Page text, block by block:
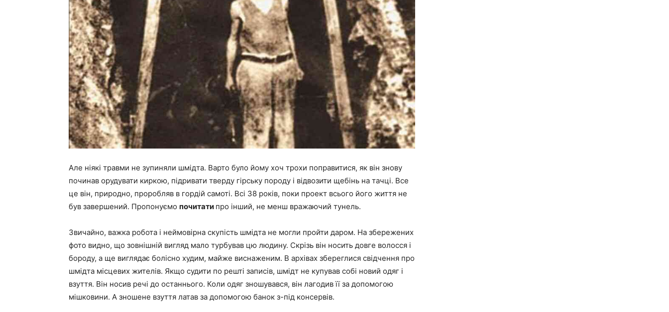
Але ніякі травми не зупиняли шмідта. Варто було йому хоч трохи поправитися, як він знову
починав орудувати киркою, підривати тверду гірську породу і відвозити щебінь на тачці. Все
це він, природно, проробляв в гордій самоті. Всі 38 років, поки проект всього його життя не
був завершений. Пропонуємо почитати про інший, не менш вражаючий тунель.
Звичайно, важка робота і неймовірна скупість шмідта не могли пройти даром. На збережених
фото видно, що зовнішній вигляд мало турбував цю людину. Скрізь він носить довге волосся і
бороду, а ще виглядає болісно худим, майже виснаженим. В архівах збереглися свідчення про
шмідта місцевих жителів. Якщо судити по решті записів, шмідт не купував собі новий одяг і
взуття. Він носив речі до останнього. Коли одяг зношувався, він лагодив її за допомогою
мішковини. А зношене взуття латав за допомогою банок з-під консервів.